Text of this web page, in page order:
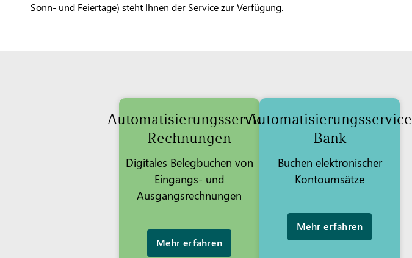
Sonn- und Feiertage) steht Ihnen der Service zur Verfügung.
Automatisierungsservice
Rechnungen
Digitales Belegbuchen von
Eingangs- und
Ausgangsrechnungen
Mehr erfahren
Automatisierungsservice
Bank
Buchen elektronischer
Kontoumsätze
Mehr erfahren